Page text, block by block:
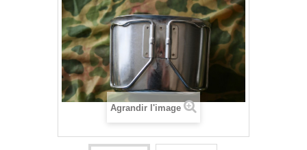
Agrandir l'image